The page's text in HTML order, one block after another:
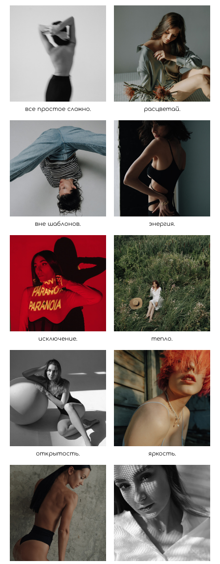
все простое сложно. расцветай.
вне шаблонов. энергия.
исключение. тепло.
открытость. яркость.